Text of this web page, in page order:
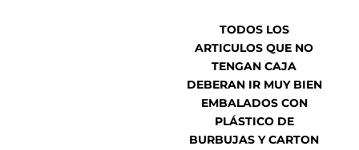
TODOS LOS
ARTICULOS QUE NO
TENGAN CAJA
DEBERAN IR MUY BIEN
EMBALADOS CON
PLÁSTICO DE
BURBUJAS Y CARTON